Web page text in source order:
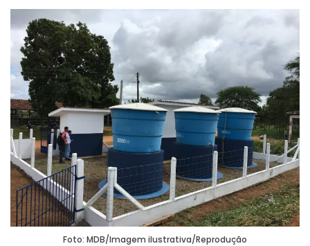
Foto: MDB/Imagem ilustrativa/Reprodução